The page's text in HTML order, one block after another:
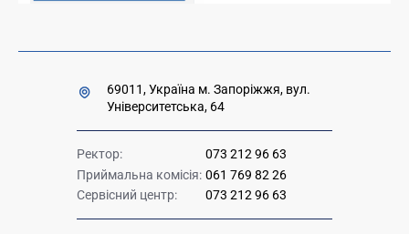
69011, Україна м. Запоріжжя, вул.
Університетська, 64
Ректор:
073 212 96 63
Приймальна комісія: 061 769 82 26
Сервісний центр:
073 212 96 63